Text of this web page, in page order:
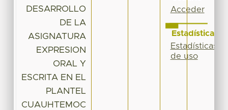
DESARROLLO
DE LA
ASIGNATURA
EXPRESION
ORAL Y
ESCRITA EN EL
PLANTEL
CUAUHTEMOC
Acceder
Estadísticas
Estadísticas
de uso